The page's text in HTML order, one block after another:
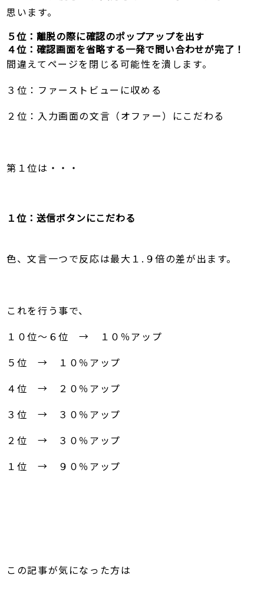
思います。
５位：離脱の際に確認のポップアップを出す
４位：確認画面を省略する一発で問い合わせが完了！
間違えてページを閉じる可能性を潰します。
３位：ファーストビューに収める
２位：入力画面の文言（オファー）にこだわる
第１位は・・・
１位：送信ボタンにこだわる
色、文言一つで反応は最大１.９倍の差が出ます。
これを行う事で、
１０位〜６位 → １０％アップ
５位 → １０％アップ
４位 → ２０％アップ
３位 → ３０％アップ
２位 → ３０％アップ
１位 → ９０％アップ
この記事が気になった方は